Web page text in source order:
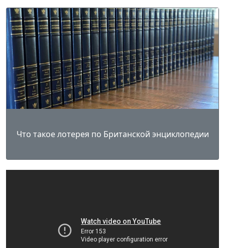
Что такое лотерея по Британской энциклопедии